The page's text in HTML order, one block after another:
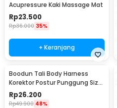
Acupressure Kaki Massage Mat
Rp23.500
Rp36.000 35%
+ Keranjang
Boodun Tali Body Harness
Korektor Postur Punggung Size
M - BBJ-15
Rp26.200
Rp49.900 48%